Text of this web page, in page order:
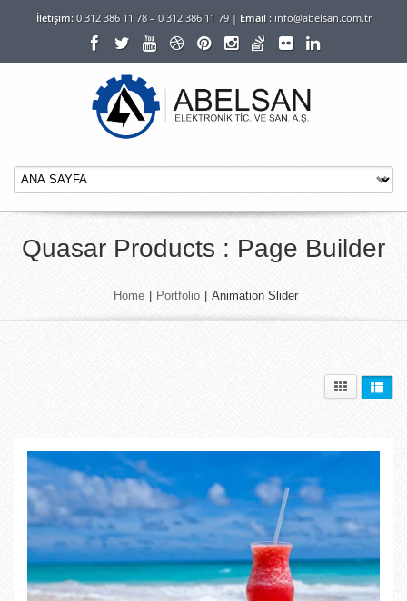
İletişim:0 312 386 11 78 – 0 312 386 11 79 | Email : info@abelsan.com.tr
Quasar Products : Page Builder
Home Portfolio Animation Slider